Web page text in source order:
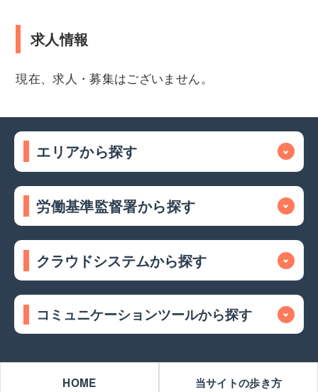
求人情報
現在、求人・募集はございません。
エリアから探す
労働基準監督署から探す
クラウドシステムから探す
コミュニケーションツールから探す
HOME 当サイトの歩き方